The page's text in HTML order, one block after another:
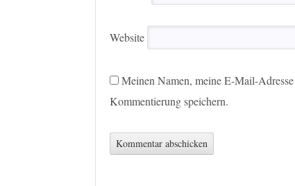
Website
Meinen Namen, meine E-Mail-
Kommentierung speichern.